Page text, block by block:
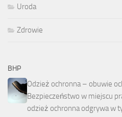
Uroda
Zdrowie
BHP
Odzież ochronna – obuwie
Bezpieczeństwo w miejscu
odzież ochronna odgrywa w